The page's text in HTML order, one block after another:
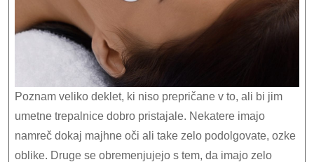
Poznam veliko deklet, ki niso prepričane v to, ali bi jim
umetne trepalnice dobro pristajale. Nekatere imajo
namreč dokaj majhne oči ali take zelo podolgovate, ozke
oblike. Druge se obremenjujejo s tem, da imajo zelo